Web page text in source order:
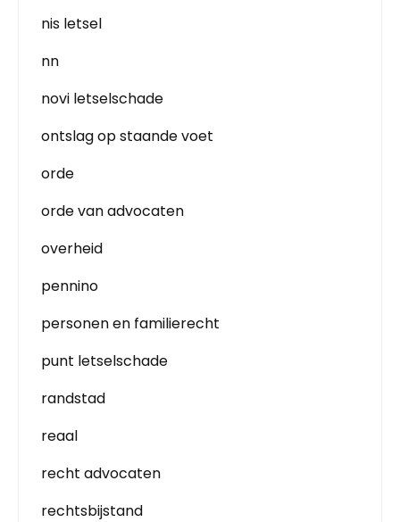
nis letsel
nn
novi letselschade
ontslag op staande voet
orde
orde van advocaten
overheid
pennino
personen en familierecht
punt letselschade
randstad
reaal
recht advocaten
rechtsbijstand